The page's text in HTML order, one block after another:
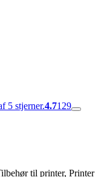
5 stjerner.4.7129
til printer, Printer